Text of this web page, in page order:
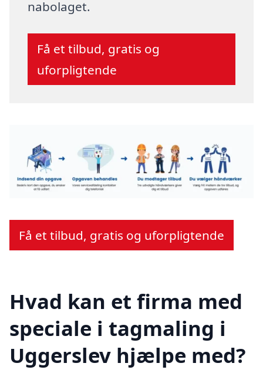
nabolaget.
Få et tilbud, gratis og
uforpligtende
Få et tilbud, gratis og uforpligtende
Hvad kan et firma med
speciale i tagmaling i
Uggerslev hjælpe med?